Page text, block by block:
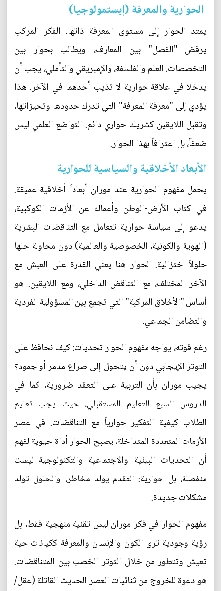
الحوارية والمعرفة (إبستمولوجيا)
يمتد الحوار إلى مستوى المعرفة ذاتها. الفكر المركب
يرفض "الفصل" بين المعارف، ويطالب بحوار بين
التخصصات. العلم والفلسفة، والإمبريقي والتأملي، يجب أن
يدخلا في علاقة حوارية لا تذيب أحدهما في الآخر. هذا
يؤدي إلى "معرفة المعرفة" التي تدرك حدودها وتحيزاتها،
وتقبل اللايقين كشريك حواري دائم. التواضع العلمي ليس
ضعفاً، بل اعترافاً بهذا الحوار.
الأبعاد الأخلاقية والسياسية للحوارية
يحمل مفهوم الحوارية عند موران أبعاداً أخلاقية عميقة.
في كتاب الأرض-الوطن وأعماله عن الأزمات الكوكبية،
يدعو إلى سياسة حوارية تتعامل مع التناقضات البشرية
(الهوية والكونية، الخصوصية والعالمية) دون محاولة حلها
حلولاً اختزالية. الحوار هنا يعني القدرة على العيش مع
الآخر المختلف، مع التناقض الداخلي، ومع اللايقين. هو
أساس "الأخلاق المركبة" التي تجمع بين المسؤولية الفردية
والتضامن الجماعي.
رغم قوته، يواجه مفهوم الحوار تحديات: كيف نحافظ على
التوتر الإيجابي دون أن يتحول إلى صراع مدمر أو جمود؟
يجيب موران بأن التربية على التعقد ضرورية، كما في
الدروس السبع للتعليم المستقبلي، حيث يجب تعليم
الطلاب كيفية التفكير حوارياً مع التناقضات. في عصر
الأزمات المتعددة المتداخلة، يصبح الحوار أداة حيوية لفهم
أن التحديات البيئية والاجتماعية والتكنولوجية ليست
منفصلة، بل حوارية: التقدم يولد مخاطر، والحلول تولد
مشكلات جديدة.
مفهوم الحوار في فكر موران ليس تقنية منهجية فقط، بل
رؤية وجودية ترى الكون والإنسان والمعرفة ككيانات حية
تعيش وتتطور من خلال التوتر الخصب بين المتناقضات.
هو دعوة للخروج من ثنائيات العصر الحديث القاتلة (عقل/